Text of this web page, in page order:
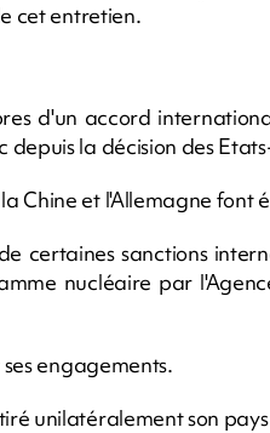
cet entretien.
d'un accord
la décision des
Chine et l'Allemagne
certaines sanctions
nucléaire par
engagements.
unilatéralement son